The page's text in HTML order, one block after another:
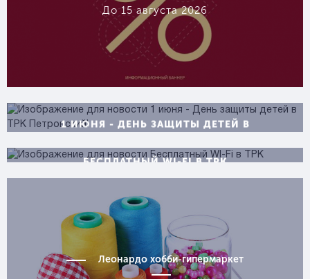
До 15 августа 2026
1 ИЮНЯ - ДЕНЬ ЗАЩИТЫ ДЕТЕЙ В
03.02
БЕСПЛАТНЫЙ WI-FI В ТРК
"ПЕТРОВСКИЙ"
Леонардо хобби-гипермаркет